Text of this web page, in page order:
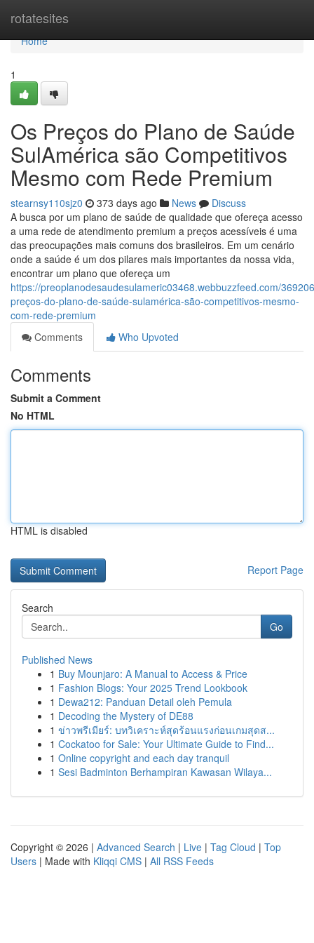
rotatesites
Home
Home
1
Os Preços do Plano de Saúde
SulAmérica são Competitivos
Mesmo com Rede Premium
stearnsy110sjz0 373 days ago News
Discuss
A busca por um plano de saúde de qualidade que ofereça acesso
a uma rede de atendimento premium a preços acessíveis é uma
das preocupações mais comuns dos brasileiros. Em um cenário
onde a saúde é um dos pilares mais importantes da nossa vida,
encontrar um plano que ofereça um
https://preoplanodesaudesulameric03468.webbuzzfeed.com/
preços-do-plano-de-saúde-sulamérica-são-competitivos-mesmo-
com-rede-premium
Comments
Who Upvoted
Comments
Submit a Comment
No HTML
HTML is disabled
Report Page
Search
Go
Published News
1 Buy Mounjaro: A Manual to Access & Price
1 Fashion Blogs: Your 2025 Trend Lookbook
1 Dewa212: Panduan Detail oleh Pemula
1 Decoding the Mystery of DE88
1 ข่าวพรีเมียร์: บทวิเคราะห์สุดร้อนแรงก่อนเกมสุดส...
1 Cockatoo for Sale: Your Ultimate Guide to Find...
1 Online copyright and each day tranquil
1 Sesi Badminton Berhampiran Kawasan Wilaya...
Copyright © 2026 | Advanced Search | Live | Tag Cloud | Top
Users | Made with Kliqqi CMS | All RSS Feeds